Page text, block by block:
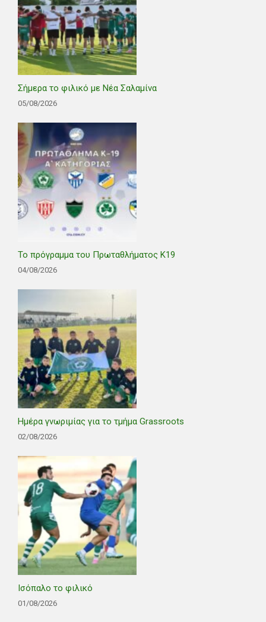
Σήμερα το φιλικό με Νέα Σαλαμίνα
05/08/2026
Το πρόγραμμα του Πρωταθλήματος Κ19
04/08/2026
Ημέρα γνωριμίας για το τμήμα Grassroots
02/08/2026
Ισόπαλο το φιλικό
01/08/2026